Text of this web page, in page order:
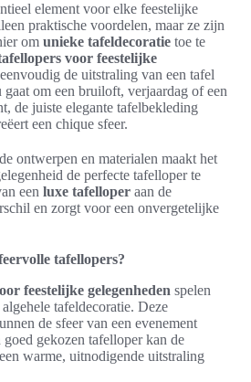
element voor elke feestelijke
praktische voordelen, maar ze zijn
om unieke tafeldecoratie toe te
voor feestelijke
de uitstraling van een tafel
om een bruiloft, verjaardag of een
de juiste elegante tafelbekleding
een chique sfeer.
ontwerpen en materialen maakt het
de perfecte tafelloper te
een luxe tafelloper aan de
en zorgt voor een onvergetelijke
tafellopers?
feestelijke gelegenheden spelen
tafeldecoratie. Deze
de sfeer van een evenement
gekozen tafelloper kan de
warme, uitnodigende uitstraling